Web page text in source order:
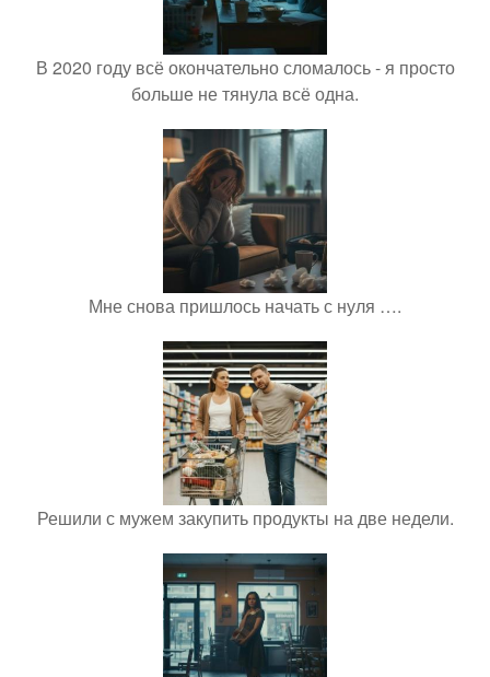
В 2020 году всё окончательно сломалось - я просто
больше не тянула всё одна.
Мне снова пришлось начать с нуля ….
Решили с мужем закупить продукты на две недели.